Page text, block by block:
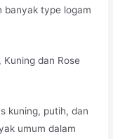
banyak type logam
Kuning dan Rose
kuning, putih, dan
umum dalam